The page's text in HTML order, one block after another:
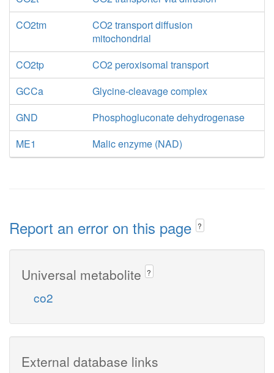
CO2tm
CO2 transport diffusion
mitochondrial
CO2tp
CO2 peroxisomal transport
GCCa
Glycine-cleavage complex
GND
Phosphogluconate dehydrogenase
ME1
Malic enzyme (NAD)
Report an error on this page ?
Universal metabolite ?
co2
External database links